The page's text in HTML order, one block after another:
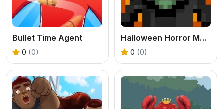
Bullet Time Agent
0 (0)
Halloween Horror Massacre
0 (0)